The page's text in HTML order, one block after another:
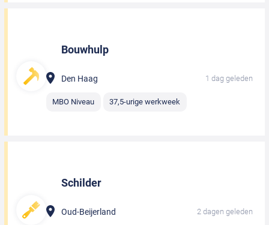
Bouwhulp
Den Haag 1 dag geleden
MBO Niveau 37,5-urige werkweek
Schilder
Oud-Beijerland 2 dagen geleden